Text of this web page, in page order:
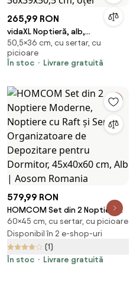
265,99 RON
vidaXL Noptieră, alb,
36x39x50,5 cm, oțel
50,5×36 cm, cu sertar, cu
picioare
În stoc
Livrare gratuită
579,99 RON
HOMCOM Set din 2 Noptiere
Moderne, Noptiere cu Raft și
Sertar, Organizatoare de
Depozitare pentru Dormitor,
45x40x60 cm, Alb | Aosom
60×45 cm, cu sertar, cu picioare
Disponibil în 2 e-shop-uri
(1)
În stoc
Livrare gratuită